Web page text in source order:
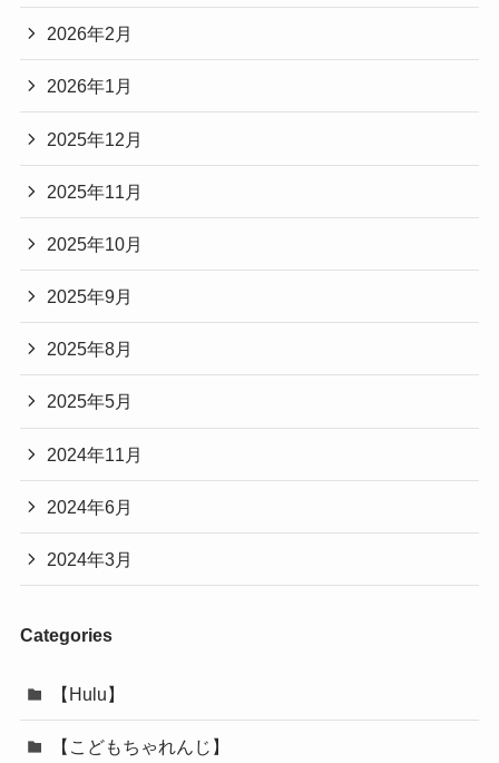
2026年2月
2026年1月
2025年12月
2025年11月
2025年10月
2025年9月
2025年8月
2025年5月
2024年11月
2024年6月
2024年3月
Categories
【Hulu】
【こどもちゃれんじ】